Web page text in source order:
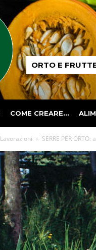
Passione
in ORTO E
COME CREARE…
Lavorazioni SERRE PER